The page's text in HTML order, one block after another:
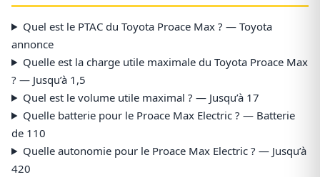
Quel est le PTAC du Toyota Proace Max ? — Toyota
annonce
Quelle est la charge utile maximale du Toyota Proace Max
? — Jusqu’à 1,5
Quel est le volume utile maximal ? — Jusqu’à 17
Quelle batterie pour le Proace Max Electric ? — Batterie
de 110
Quelle autonomie pour le Proace Max Electric ? — Jusqu’à
420